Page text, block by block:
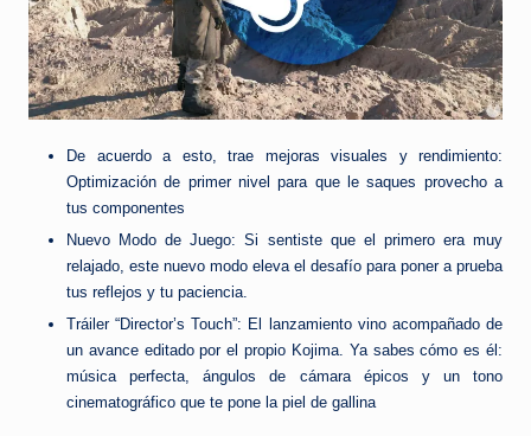
De acuerdo a esto, trae mejoras visuales y rendimiento:
Optimización de primer nivel para que le saques provecho a
tus componentes
Nuevo Modo de Juego: Si sentiste que el primero era muy
relajado, este nuevo modo eleva el desafío para poner a prueba
tus reflejos y tu paciencia.
Tráiler “Director’s Touch”: El lanzamiento vino acompañado de
un avance editado por el propio Kojima. Ya sabes cómo es él:
música perfecta, ángulos de cámara épicos y un tono
cinematográfico que te pone la piel de gallina